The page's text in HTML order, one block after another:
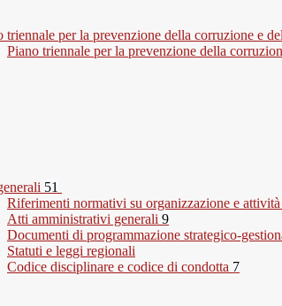
triennale per la prevenzione della corruzione e
Piano triennale per la prevenzione della
51
Riferimenti normativi su organizzazione e attività
Atti amministrativi generali 9
Documenti di programmazione strategico-
Statuti e leggi regionali
Codice disciplinare e codice di condotta 7